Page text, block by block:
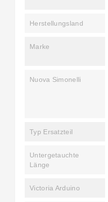
Herstellungsland
Marke
Nuova Simonelli
Typ Ersatzteil
Untergetauchte
Länge
Victoria Arduino